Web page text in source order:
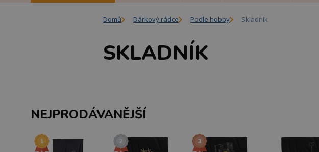
Domů Dárkový rádce Podle hobby Skladník
SKLADNÍK
NEJPRODÁVANĚJŠÍ